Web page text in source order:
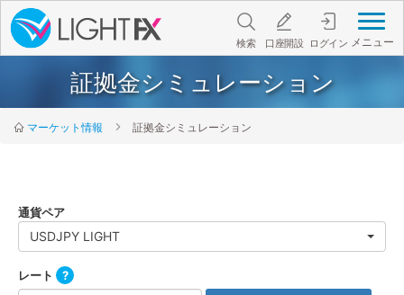
メニュー
検索 口座開設 ログイン
証拠金シミュレーション
マーケット情報 証拠金シミュレーション
USDJPY LIGHT
レート ?